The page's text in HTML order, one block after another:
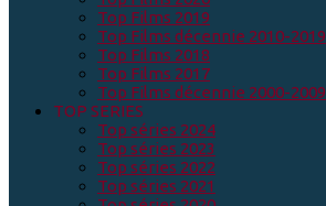
Top Films 2019
Top Films décennie 2010-2019
Top Films 2018
Top Films 2017
Top Films décennie 2000-2009
TOP SERIES
Top séries 2024
Top séries 2023
Top séries 2022
Top séries 2021